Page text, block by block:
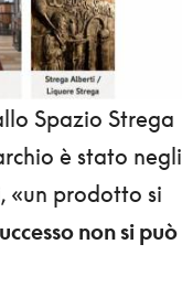
Spazio Strega
è stato negli
«un prodotto si
non si può